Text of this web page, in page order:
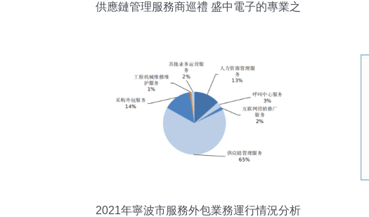
供應鏈管理服務商巡禮 盛中電子的專業之
2021年寧波市服務外包業務運行情況分析